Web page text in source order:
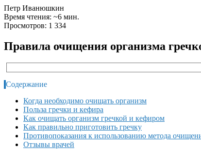
Петр Иванюшкин
Время чтения: ~6 мин.
Просмотров: 1 334
Правила очищения организма
Содержание
Когда необходимо очищать организм
Польза гречки и кефира
Как очищать организм гречкой и кефиром
Как правильно приготовить гречку
Противопоказания к использованию метода
Отзывы врачей